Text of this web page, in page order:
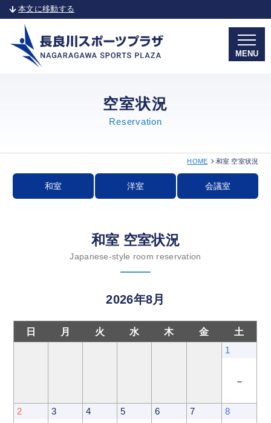
本文に移動する
空室状況
Reservation
HOME 和室 空室状況
和室 洋室 会議室
和室 空室状況
Japanese-style room reservation
2026年8月
日 月 火 水 木 金 土
1
-
2 3 4 5 6 7 8
MENU